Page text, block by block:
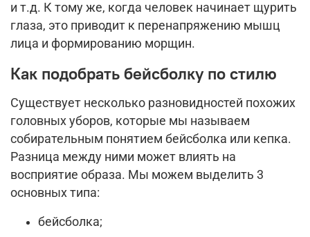
и т.д. К тому же, когда человек начинает щурить
глаза, это приводит к перенапряжению мышц
лица и формированию морщин.
Как подобрать бейсболку по стилю
Существует несколько разновидностей похожих
головных уборов, которые мы называем
собирательным понятием бейсболка или кепка.
Разница между ними может влиять на
восприятие образа. Мы можем выделить 3
основных типа:
бейсболка;